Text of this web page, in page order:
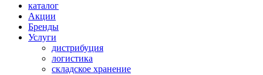
каталог
Акции
Бренды
Услуги
дистрибуция
логистика
складское хранение